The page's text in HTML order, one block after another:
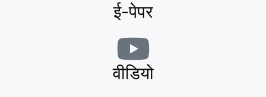
ई-पेपर
वीडियो